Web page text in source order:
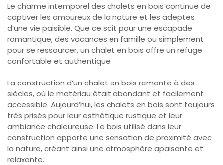
Le charme intemporel des chalets en bois continue de
captiver les amoureux de la nature et les adeptes
d’une vie paisible. Que ce soit pour une escapade
romantique, des vacances en famille ou simplement
pour se ressourcer, un chalet en bois offre un refuge
confortable et authentique.
La construction d’un chalet en bois remonte à des
siècles, où le matériau était abondant et facilement
accessible. Aujourd’hui, les chalets en bois sont toujours
très prisés pour leur esthétique rustique et leur
ambiance chaleureuse. Le bois utilisé dans leur
construction apporte une sensation de proximité avec
la nature, créant ainsi une atmosphère apaisante et
relaxante.